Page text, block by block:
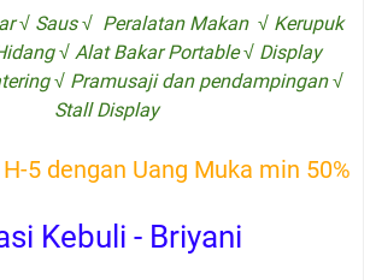
√ Saus √ Peralatan Makan √ Kerupuk
√ Alat Bakar Portable √ Display
√ Pramusaji dan pendampingan √
Stall Display
5 dengan Uang Muka min 50%
Kebuli - Briyani